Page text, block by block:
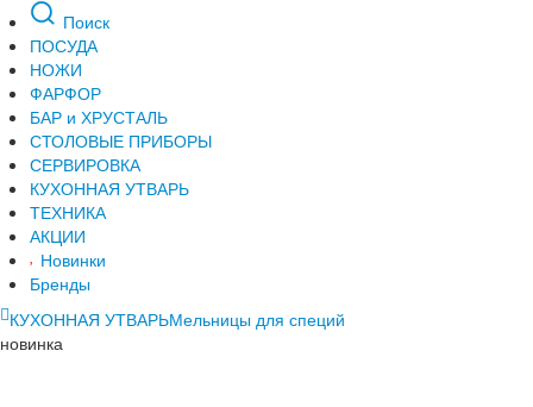
Поиск
ПОСУДА
НОЖИ
ФАРФОР
БАР и ХРУСТАЛЬ
СТОЛОВЫЕ ПРИБОРЫ
СЕРВИРОВКА
КУХОННАЯ УТВАРЬ
ТЕХНИКА
АКЦИИ
Новинки
Бренды
КУХОННАЯ УТВАРЬМельницы для специй
новинка